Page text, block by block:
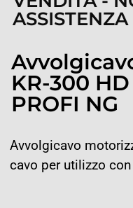
KR-300 HD
PROFI NG
Avvolgicavo
cavo per utilizzo